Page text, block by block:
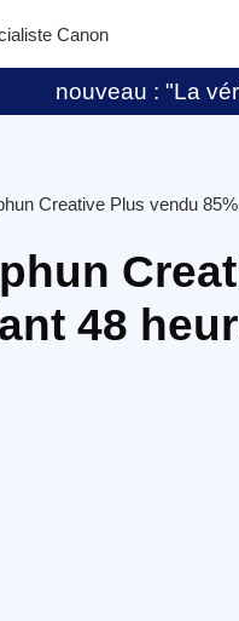
Canon
nouveau : "La
Creative Plus vendu
48